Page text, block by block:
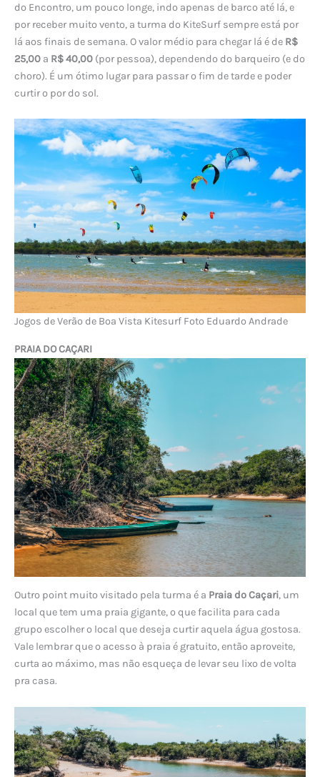
do Encontro, um pouco longe, indo apenas de barco até lá, e
por receber muito vento, a turma do KiteSurf sempre está por
lá aos finais de semana. O valor médio para chegar lá é de R$
25,00 a R$ 40,00 (por pessoa), dependendo do barqueiro (e do
choro). É um ótimo lugar para passar o fim de tarde e poder
curtir o por do sol.
Jogos de Verão de Boa Vista Kitesurf Foto Eduardo Andrade
PRAIA DO CAÇARI
Outro point muito visitado pela turma é a Praia do Caçari, um
local que tem uma praia gigante, o que facilita para cada
grupo escolher o local que deseja curtir aquela água gostosa.
Vale lembrar que o acesso à praia é gratuito, então aproveite,
curta ao máximo, mas não esqueça de levar seu lixo de volta
pra casa.